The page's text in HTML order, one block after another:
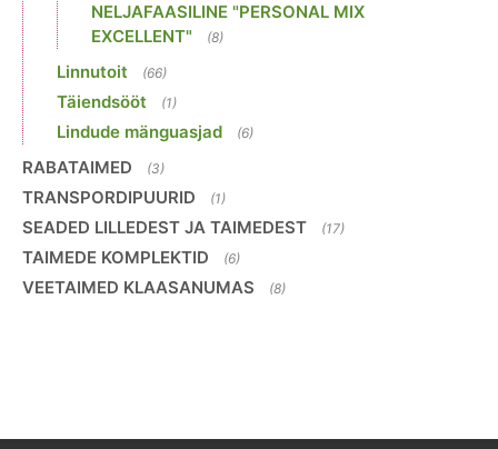
NELJAFAASILINE "PERSONAL MIX
EXCELLENT"
(8)
Linnutoit (66)
Täiendsööt (1)
Lindude mänguasjad (6)
RABATAIMED (3)
TRANSPORDIPUURID (1)
SEADED LILLEDEST JA TAIMEDEST (17)
TAIMEDE KOMPLEKTID (6)
VEETAIMED KLAASANUMAS (8)